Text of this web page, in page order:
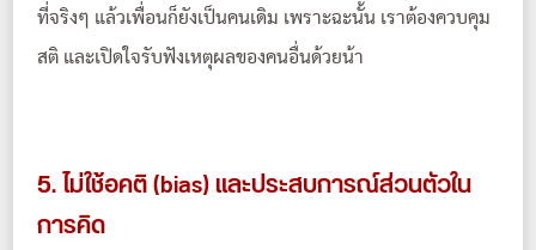
ที่จริงๆ แล้วเพื่อนก็ยังเป็นคนเดิม เพราะฉะนั้น เราต้องควบคุม
สติ และเปิดใจรับฟังเหตุผลของคนอื่นด้วยน้า
5. ไม่ใช้อคติ (bias) และประสบการณ์ส่วนตัวใน
การคิด